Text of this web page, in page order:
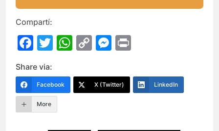
Compartí:
Facebook
Twitter
WhatsApp
CopyMessenger
Share via:
Facebook X (Twitter) LinkedIn
More